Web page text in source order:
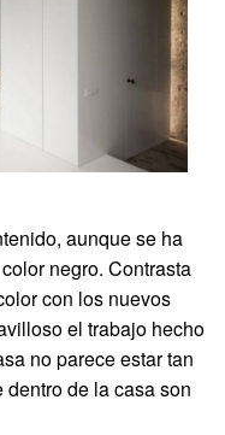
aunque se ha
negro. Contrasta
con los nuevos
el trabajo hecho
no parece estar tan
de la casa son